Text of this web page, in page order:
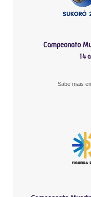
Campeonato
14
Sabe mais